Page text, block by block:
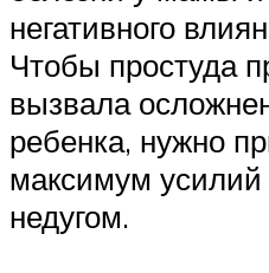
негативного
Чтобы простуда
вызвала
ребенка, нужно
максимум
недугом.